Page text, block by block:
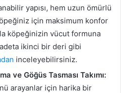
yapısı, hem uzun ömürlü
için maksimum konfor
köpeğinizin vücut formuna
ikinci bir deri gibi
inceleyebilirsiniz.
ve Göğüs Tasması Takımı:
arayanlar için harika bir